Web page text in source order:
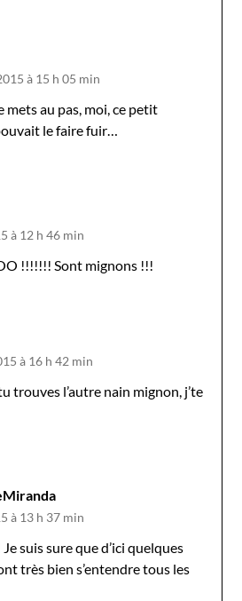
à 15 h 05 min
mets au pas, moi, ce petit
le faire fuir…
à 12 h 46 min
!!!!!!! Sont mignons !!!
à 16 h 42 min
trouves l’autre nain mignon, j’te
à 13 h 37 min
suis sure que d’ici quelques
très bien s’entendre tous les